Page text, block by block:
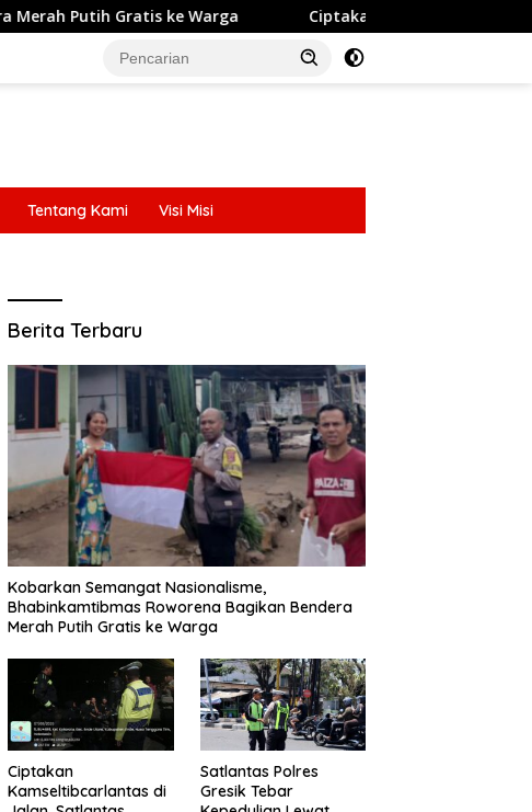
Ciptakan Kamseltibcarlantas di Jalan, Satlantas Polres
Tentang Kami Visi Misi
Berita Terbaru
Kobarkan Semangat Nasionalisme,
Bhabinkamtibmas Roworena Bagikan Bendera
Merah Putih Gratis ke Warga
Ciptakan
Kamseltibcarlantas di
Satlantas Polres
Gresik Tebar